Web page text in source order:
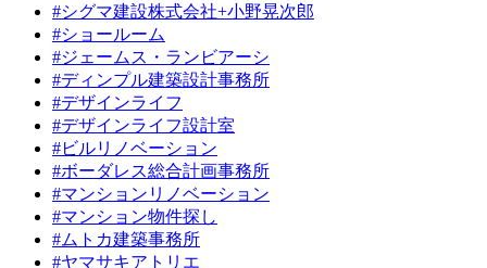
#シグマ建設株式会社+小野晃次郎
#ショールーム
#ジェームス・ランビアーシ
#ディンプル建築設計事務所
#デザインライフ
#デザインライフ設計室
#ビルリノベーション
#ボーダレス総合計画事務所
#マンションリノベーション
#マンション物件探し
#ムトカ建築事務所
#ヤマサキアトリエ